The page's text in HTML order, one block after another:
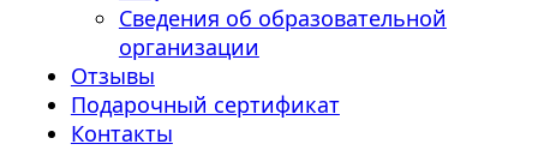
Сведения об образовательной
организации
Отзывы
Подарочный сертификат
Контакты